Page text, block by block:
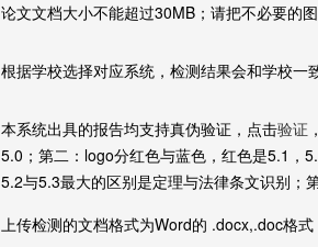
论文文档大小不能超过30MB；请把不必要的
根据学校选择对应系统，检测结果会和学校一
本系统出具的报告均支持真伪验证，点击验证
5.0；第二：logo分红色与蓝色，红色是5.1，
5.2与5.3最大的区别是定理与法律条文识别；
上传检测的文档格式为Word的 .docx,.doc格